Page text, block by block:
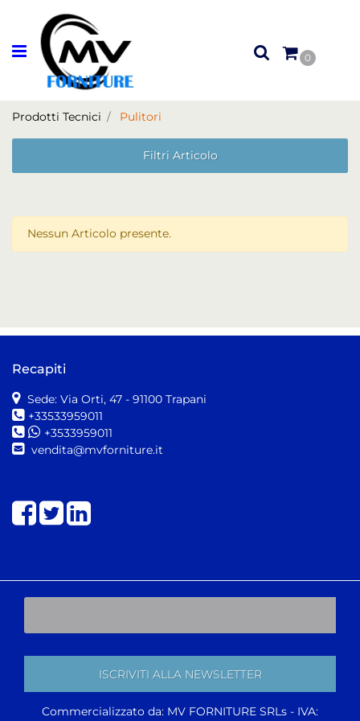
Open menu
0
Prodotti Tecnici Pulitori
Filtri Articolo
Nessun Articolo presente.
Recapiti
Sede: Via Orti, 47 - 91100 Trapani
+33533959011
+3533959011
vendita@mvforniture.it
Share on Facebook
Share on Twitter
Share on LinkedIn
Commercializzato da: MV FORNITURE SRLs - IVA: